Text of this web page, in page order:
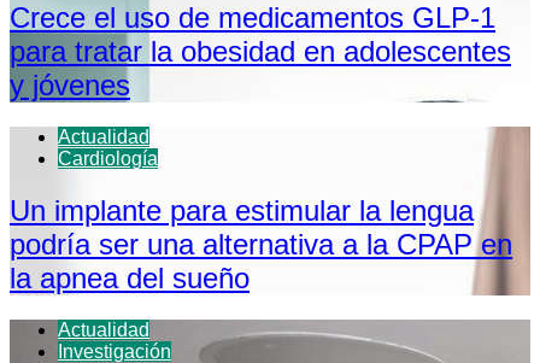
Crece el uso de medicamentos GLP-1
para tratar la obesidad en adolescentes
y jóvenes
Actualidad
Cardiología
Un implante para estimular la lengua
podría ser una alternativa a la CPAP en
la apnea del sueño
Actualidad
Investigación